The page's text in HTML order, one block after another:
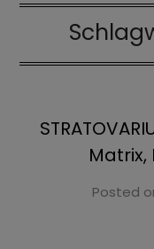
Matrix,
Posted